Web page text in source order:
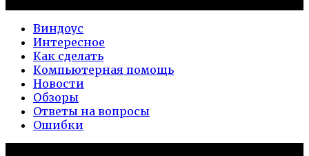
Виндоус
Интересное
Как сделать
Компьютерная помощь
Новости
Обзоры
Ответы на вопросы
Ошибки